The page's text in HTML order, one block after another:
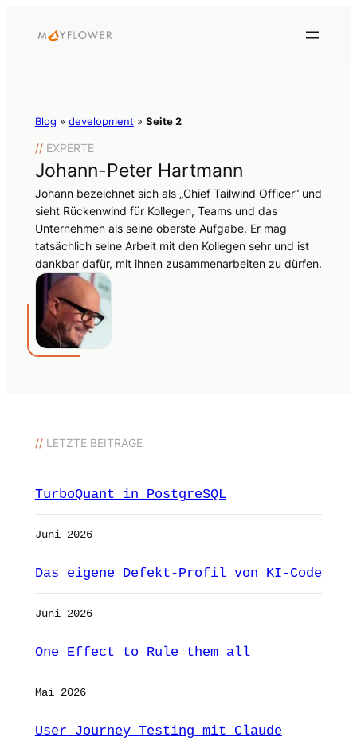
Blog » development » Seite 2
//EXPERTE
Johann-Peter Hartmann
Johann bezeichnet sich als „Chief Tailwind Officer“ und
sieht Rückenwind für Kollegen, Teams und das
Unternehmen als seine oberste Aufgabe. Er mag
tatsächlich seine Arbeit mit den Kollegen sehr und ist
dankbar dafür, mit ihnen zusammenarbeiten zu dürfen.
//LETZTE BEITRÄGE
TurboQuant in PostgreSQL
Juni 2026
Das eigene Defekt-Profil von KI-Code
Juni 2026
One Effect to Rule them all
Mai 2026
User Journey Testing mit Claude